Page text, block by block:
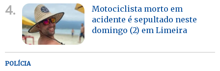
4.
Motociclista morto em
acidente é sepultado neste
domingo (2) em Limeira
POLÍCIA